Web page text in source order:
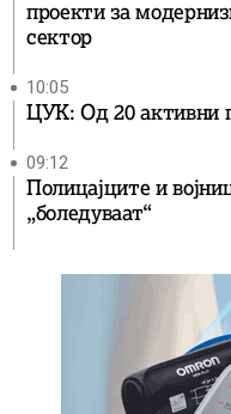
проекти за
сектор
10:05
ЦУК: Од 20 активни
09:12
Полицајците и
„боледуваат“